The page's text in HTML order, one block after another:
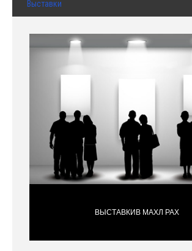
Выставки
ВЫСТАВКИВ МАХЛ РАХ